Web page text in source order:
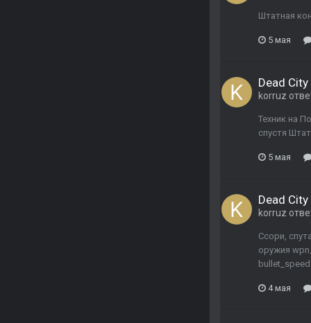
Штатная
5 мая
Dead City
korruz
Техник на
спустя
5 мая
Dead City
korruz
Ссори,
оружия
4 мая